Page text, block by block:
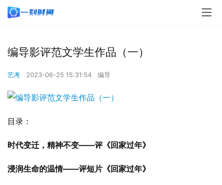
编导影评范文学生作品（一）
艺考 2023-06-25 15:31:54 编导
目录：
时代变迁，精神不变——评《回家过年》
浸润生命的温情——评短片《回家过年》